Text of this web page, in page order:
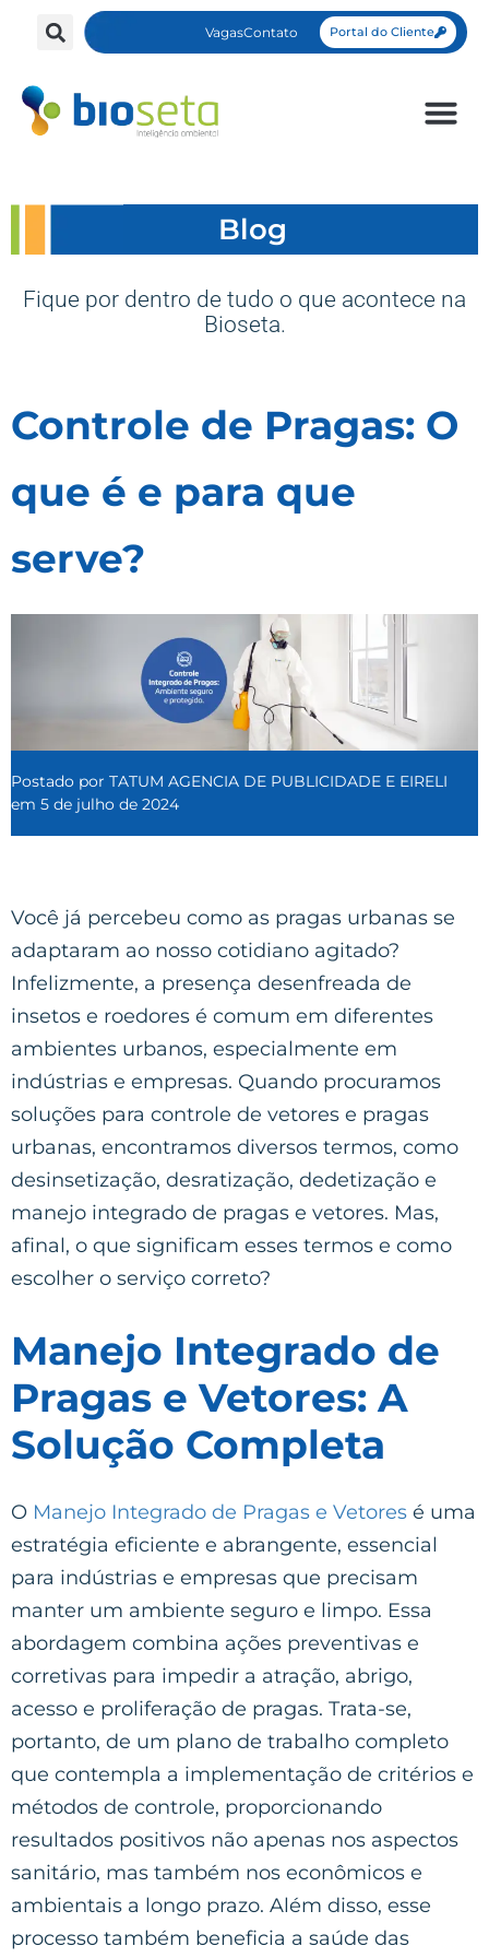
VagasContato Portal do Cliente
Blog
Fique por dentro de tudo o que acontece na
Bioseta.
Controle de Pragas: O
que é e para que
serve?
Postado por TATUM AGENCIA DE PUBLICIDADE E EIRELI
em 5 de julho de 2024
Você já percebeu como as pragas urbanas se
adaptaram ao nosso cotidiano agitado?
Infelizmente, a presença desenfreada de
insetos e roedores é comum em diferentes
ambientes urbanos, especialmente em
indústrias e empresas. Quando procuramos
soluções para controle de vetores e pragas
urbanas, encontramos diversos termos, como
desinsetização, desratização, dedetização e
manejo integrado de pragas e vetores. Mas,
afinal, o que significam esses termos e como
escolher o serviço correto?
Manejo Integrado de
Pragas e Vetores: A
Solução Completa
O Manejo Integrado de Pragas e Vetores é uma
estratégia eficiente e abrangente, essencial
para indústrias e empresas que precisam
manter um ambiente seguro e limpo. Essa
abordagem combina ações preventivas e
corretivas para impedir a atração, abrigo,
acesso e proliferação de pragas. Trata-se,
portanto, de um plano de trabalho completo
que contempla a implementação de critérios e
métodos de controle, proporcionando
resultados positivos não apenas nos aspectos
sanitário, mas também nos econômicos e
ambientais a longo prazo. Além disso, esse
processo também beneficia a saúde das